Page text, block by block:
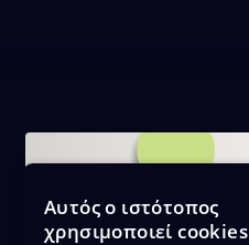
Αυτός ο ιστότοπος
χρησιμοποιεί cookies